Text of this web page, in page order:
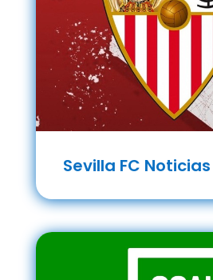
Sevilla FC